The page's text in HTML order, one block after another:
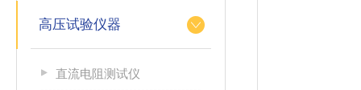
高压试验仪器
直流电阻测试仪